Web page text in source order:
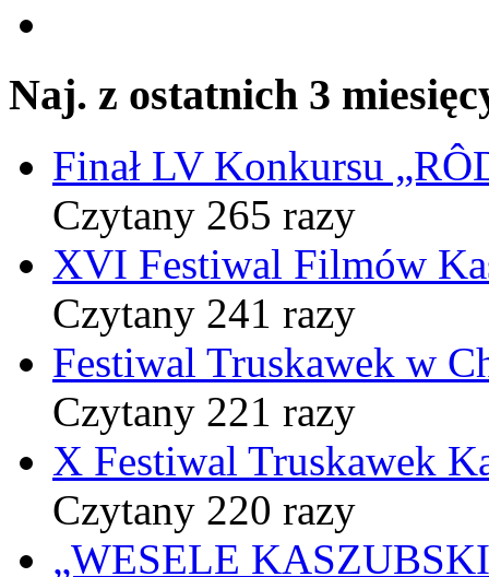
Naj. z ostatnich 3
Finał LV Konkursu
Czytany 265 razy
XVI Festiwal Filmów
Czytany 241 razy
Festiwal Truskawek w
Czytany 221 razy
X Festiwal Truskawek
Czytany 220 razy
„WESELE